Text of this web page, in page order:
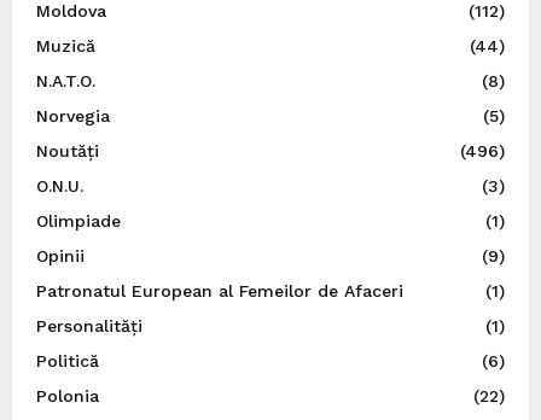
Moldova
(112)
Muzică
(44)
N.A.T.O.
(8)
Norvegia
(5)
Noutăți
(496)
O.N.U.
(3)
Olimpiade
(1)
Opinii
(9)
Patronatul European al Femeilor de Afaceri
(1)
Personalități
(1)
Politică
(6)
Polonia
(22)